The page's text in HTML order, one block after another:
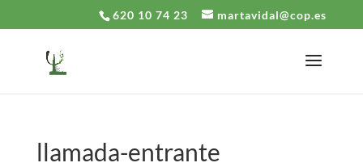
620 10 74 23 martavidal@cop.es
llamada-entrante